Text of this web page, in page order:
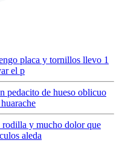
placa y tornillos llevo 1
el p
pedacito de hueso oblicuo
rodilla y mucho dolor que
aleda